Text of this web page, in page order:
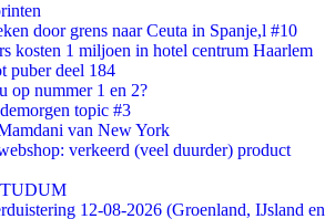
door grens naar Ceuta in Spanje,l #10
kosten 1 miljoen in hotel centrum Haarlem
puber deel 184
op nummer 1 en 2?
topic #3
van New York
verkeerd (veel duurder) product
12-08-2026 (Groenland, IJsland en